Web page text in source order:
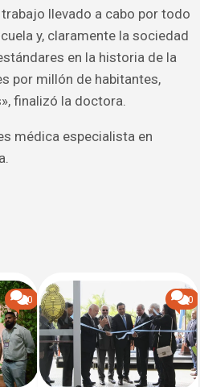
llevado a cabo por todo
y, claramente la sociedad
en la historia de la
por millón de habitantes,
finalizó la doctora.
médica especialista en
0 0